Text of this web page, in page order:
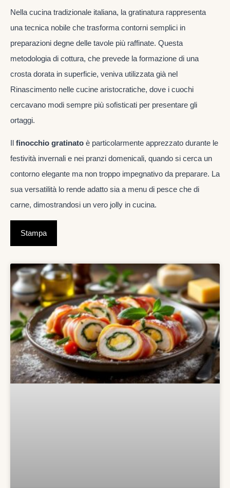
Nella cucina tradizionale italiana, la gratinatura rappresenta
una tecnica nobile che trasforma contorni semplici in
preparazioni degne delle tavole più raffinate. Questa
metodologia di cottura, che prevede la formazione di una
crosta dorata in superficie, veniva utilizzata già nel
Rinascimento nelle cucine aristocratiche, dove i cuochi
cercavano modi sempre più sofisticati per presentare gli
ortaggi.
Il finocchio gratinato è particolarmente apprezzato durante le
festività invernali e nei pranzi domenicali, quando si cerca un
contorno elegante ma non troppo impegnativo da preparare. La
sua versatilità lo rende adatto sia a menu di pesce che di
carne, dimostrandosi un vero jolly in cucina.
Stampa